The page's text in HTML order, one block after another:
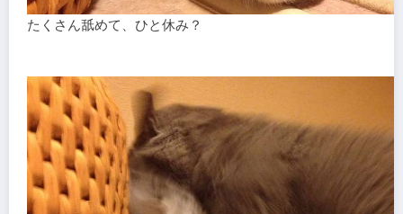
たくさん舐めて、ひと休み？